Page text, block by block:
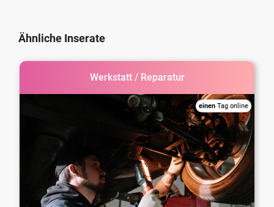
Ähnliche Inserate
Werkstatt / Reparatur
einen Tag online